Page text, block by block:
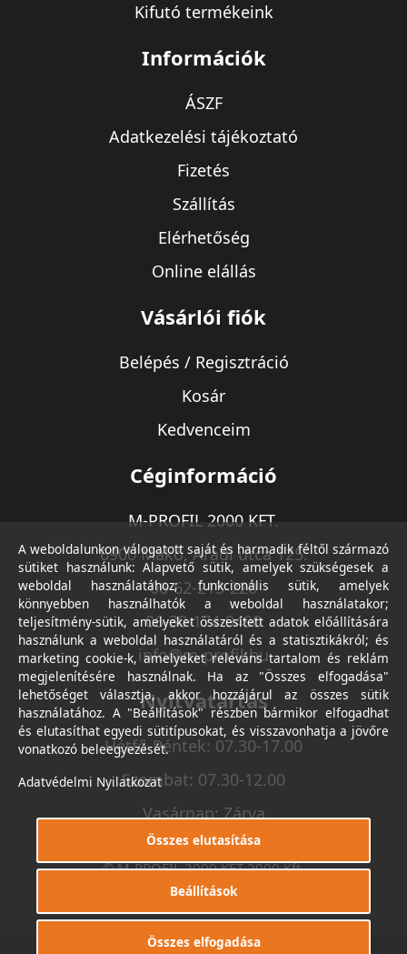
Kifutó termékeink
Információk
ÁSZF
Adatkezelési tájékoztató
Fizetés
Szállítás
Elérhetőség
Online elállás
Vásárlói fiók
Belépés / Regisztráció
Kosár
Kedvenceim
Céginformáció
M-PROFIL 2000 KFT.
6900 Makó, Aradi utca 125.
06-62-213-220
06-30-174-9490
info@m-profil.hu
Nyitvatartás
Hétfő-Péntek: 07.30-17.00
Szombat: 07.30-12.00
Vasárnap: Zárva
© M-PROFIL 2000 KFT 2000 Kft.
Minden jog fenntartva.
KészítetteI.T.C. Kft.
A weboldalunkon válogatott saját és harmadik féltől származó
sütiket használunk: Alapvető sütik, amelyek szükségesek a
weboldal használatához; funkcionális sütik, amelyek
könnyebben használhatók a weboldal használatakor;
teljesítmény-sütik, amelyeket összesített adatok előállítására
használunk a weboldal használatáról és a statisztikákról; és
marketing cookie-k, amelyeket releváns tartalom és reklám
megjelenítésére használnak. Ha az "Összes elfogadása"
lehetőséget választja, akkor hozzájárul az összes sütik
használatához. A "Beállítások" részben bármikor elfogadhat
és elutasíthat egyedi sütitípusokat, és visszavonhatja a jövőre
vonatkozó beleegyezését.
Adatvédelmi Nyilatkozat
Összes elutasítása
Beállítások
Összes elfogadása